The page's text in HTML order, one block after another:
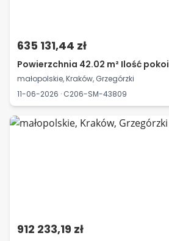
635 131,44 zł
Powierzchnia 42.02 m² Ilość
małopolskie, Kraków, Grzegórzki
11-06-2026 · C206-SM-43809
912 233,19 zł